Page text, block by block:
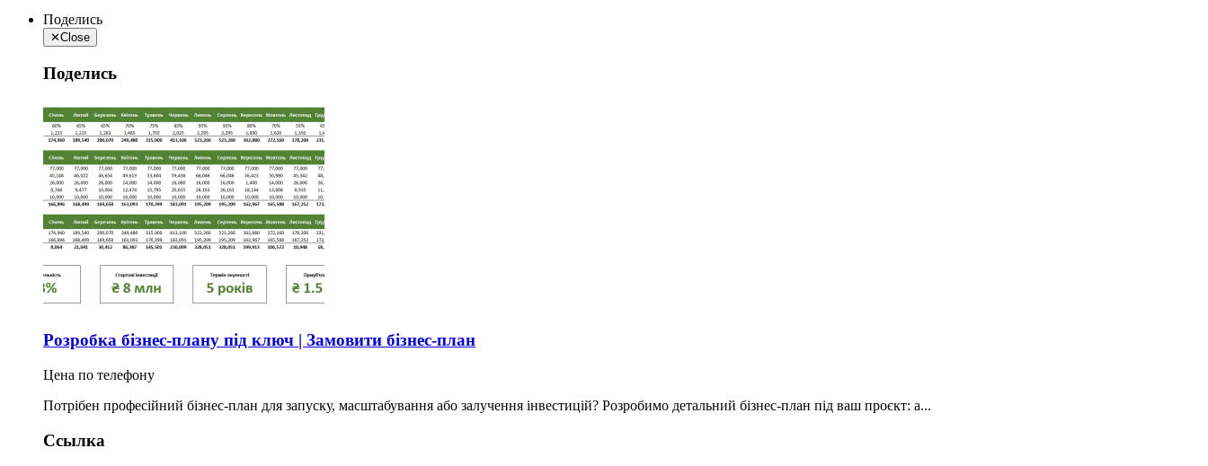
Поделись
✕Close
Поделись
Розробка бізнес-плану під ключ | Замовити бізнес-план
Цена по телефону
Потрібен професійний бізнес-план для запуску, масштабування або залучення інвестицій? Розробимо детальний бізнес-план під ваш проєкт: а...
Ссылка